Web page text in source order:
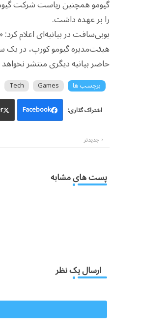
را بر عهده داشت.
یوبی‌سافت در بیانیه‌ای اعلام
هیئت‌مدیره گیومو کورپ، در یک
حاضر بیانیه دیگری منتشر
برچسب ها Games
Tech
Facebook
جدیدتر
پست های مشابه
ارسال یک نظر